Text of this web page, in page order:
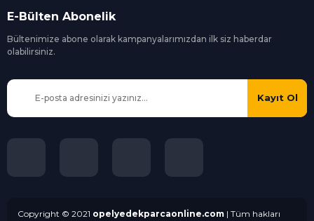
E-Bülten Abonelik
Bültenimize abone olarak kampanyalarımızdan ilk siz haberdar
olabilirsiniz.
Kayıt Ol
Copyright © 2021 opelyedekparcaonline.com | Tüm hakları